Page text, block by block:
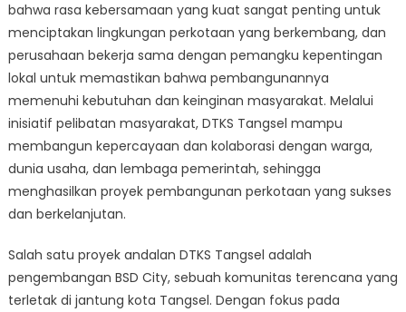
bahwa rasa kebersamaan yang kuat sangat penting untuk
menciptakan lingkungan perkotaan yang berkembang, dan
perusahaan bekerja sama dengan pemangku kepentingan
lokal untuk memastikan bahwa pembangunannya
memenuhi kebutuhan dan keinginan masyarakat. Melalui
inisiatif pelibatan masyarakat, DTKS Tangsel mampu
membangun kepercayaan dan kolaborasi dengan warga,
dunia usaha, dan lembaga pemerintah, sehingga
menghasilkan proyek pembangunan perkotaan yang sukses
dan berkelanjutan.
Salah satu proyek andalan DTKS Tangsel adalah
pengembangan BSD City, sebuah komunitas terencana yang
terletak di jantung kota Tangsel. Dengan fokus pada